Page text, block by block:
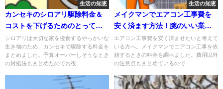
生活の知恵
カンセキのシロアリ駆除料金＆
コストを下げるためのとってお
きの方法
シロアリは大切な家を侵食するやっかいな
生き物のため、カンセキで駆除する料金を
まとめました。予算オーバーしそうなとき
の対処法もまとめたのでお役...
生活の知恵
メイクマンでエアコン工事費を
安く済ます方法！腕のいい業者
を見つけるコツも紹介
エアコン工事費を安く済ませたいと考えて
いる方へ。メイクマンでエアコン工事を依
頼するときの料金を調べました。費用以外
の注意点もまとめているので...